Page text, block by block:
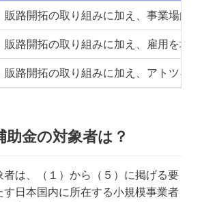
販路開拓の取り組みに加え、事業場内
販路開拓の取り組みに加え、雇用を増
販路開拓の取り組みに加え、アトツギ
助金の対象者は？
者は、（１）から（５）に掲げる要
す日本国内に所在する小規模事業者